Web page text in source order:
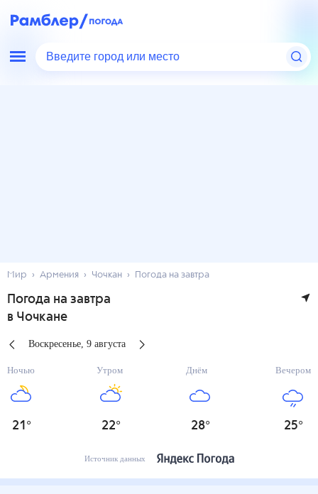
Введите город или место
Мир Армения Чочкан Погода на завтра
Погода на завтра
в Чочкане
Воскресенье, 9августа
Ночью
21 °
Утром
22°
Днём
28°
Вечером
25°
Источник данных